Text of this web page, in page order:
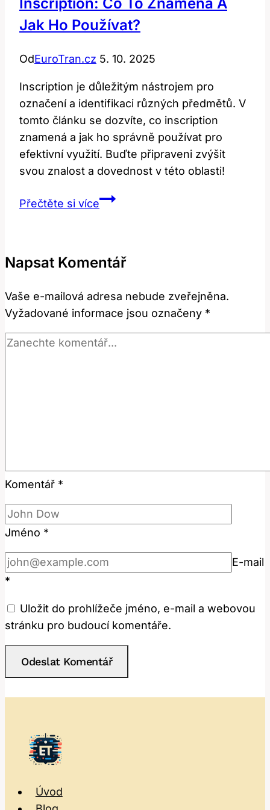
Jak Ho Používat?
OdEuroTran.cz 5. 10. 2025
Inscription je důležitým nástrojem pro
označení a identifikaci různých předmětů. V
tomto článku se dozvíte, co inscription
znamená a jak ho správně používat pro
efektivní využití. Buďte připraveni zvýšit
svou znalost a dovednost v této oblasti!
Přečtěte si víceInscription:
a
Ho
Používat?
Napsat Komentář
Vaše e-mailová adresa nebude zveřejněna.
Vyžadované informace jsou označeny *
Komentář *
Jméno *
E-mail
*
Uložit do prohlížeče jméno, e-mail a webovou
stránku pro budoucí komentáře.
Úvod